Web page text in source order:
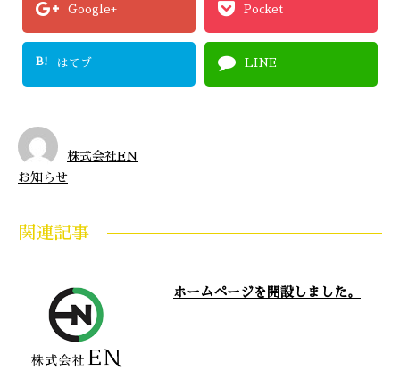
Google+ Pocket
B! はてブ LINE
株式会社EN
お知らせ
関連記事
ホームページを開設しました。